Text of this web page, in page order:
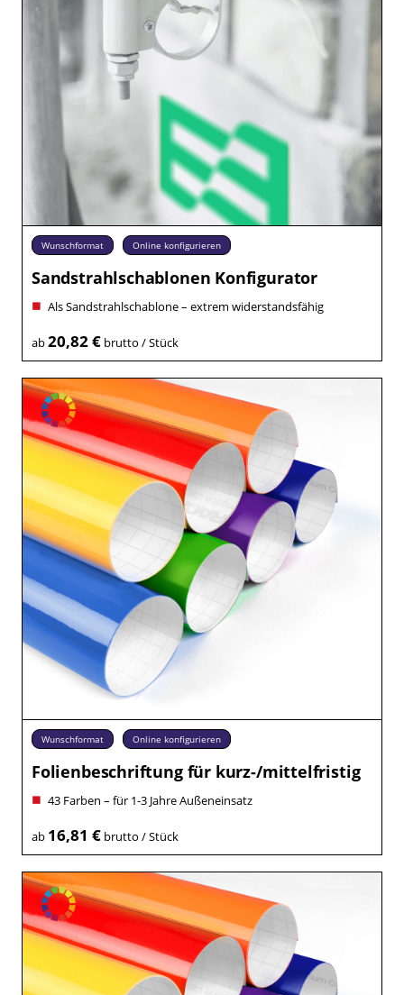
Wunschformat Online konfigurieren
Sandstrahlschablonen Konfigurator
Als Sandstrahlschablone – extrem widerstandsfähig
ab20,82 €brutto / Stück
Wunschformat Online konfigurieren
Folienbeschriftung für kurz-/mittelfristig
43 Farben – für 1-3 Jahre Außeneinsatz
ab 16,81 €brutto / Stück